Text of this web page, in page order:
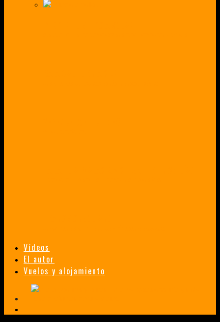
Vídeos
El autor
Vuelos y alojamiento